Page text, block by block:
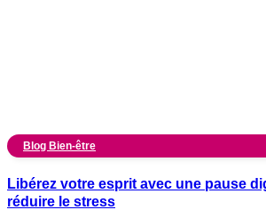
Blog Bien-être
Libérez votre esprit avec une pause
réduire le stress